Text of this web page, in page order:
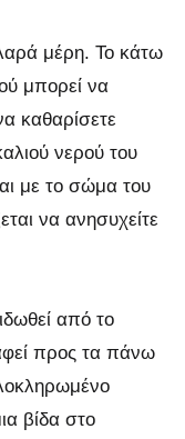
μέρη. Το κάτω
μπορεί να
καθαρίσετε
νερού του
με το σώμα του
να ανησυχείτε
από το
προς τα πάνω
βίδα στο